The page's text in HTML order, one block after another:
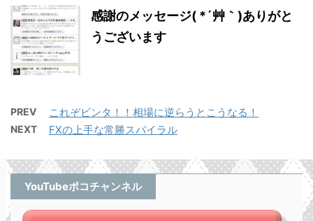
感謝のメッセージ( *´艸｀)ありがと
うございます
PREV これぞビンタ！！相場に逆らうとこうなる！
NEXT FXの上手な常勝スパイラル
YouTubeポコチャンネル